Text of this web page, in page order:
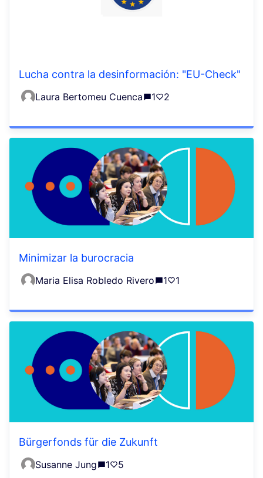
Lucha contra la desinformación: "EU-Check"
Laura Bertomeu Cuenca 1 2
Minimizar la burocracia
Maria Elisa Robledo Rivero 1 1
Bürgerfonds für die Zukunft
Susanne Jung 1 5